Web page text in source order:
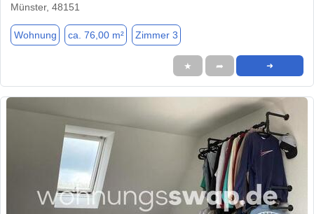
Münster, 48151
Wohnung ca. 76,00 m² Zimmer 3
★ ➦ ➜